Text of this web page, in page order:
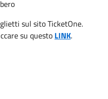
sul sito TicketOne.
su questo LINK.